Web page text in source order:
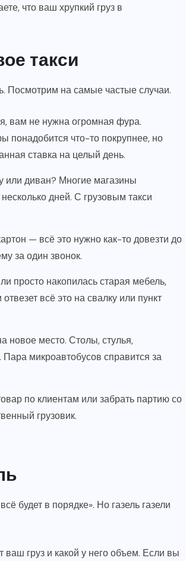
что ваш хрупкий груз в
такси
Посмотрим на самые частые случаи.
вам не нужна огромная фура.
понадобится что-то покрупнее, но
ставка на целый день.
или диван? Многие магазины
дней. С грузовым такси
— всё это нужно как-то довезти до
за один звонок.
просто накопилась старая мебель,
всё это на свалку или пункт
новое место. Столы, стулья,
микроавтобусов справится за
по клиентам или забрать партию со
грузовик.
будет в порядке». Но газель газели
ваш груз и какой у него объем. Если вы